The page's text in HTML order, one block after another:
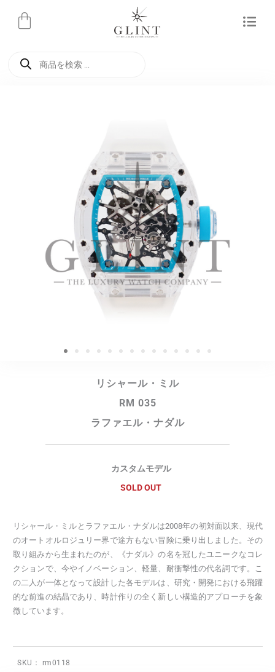
リシャール・ミル
RM 035
ラファエル・ナダル
カスタムモデル
SOLD OUT
リシャール・ミルとラファエル・ナダルは2008年の初対面以来、現代
のオートオルロジュリー界で途方もない冒険に乗り出しました。その
取り組みから生まれたのが、《ナダル》の名を冠したユニークなコレ
クションで、今やイノベーション、軽量、耐衝撃性の代名詞です。こ
の二人が一体となって設計した各モデルは、研究・開発における飛躍
的な前進の結晶であり、時計作りの全く新しい構造的アプローチを象
徴しています。
SKU： rm0118